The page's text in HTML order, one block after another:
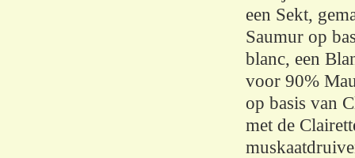
een Sekt,
Saumur op
blanc, een
voor 90%
op basis van
met de